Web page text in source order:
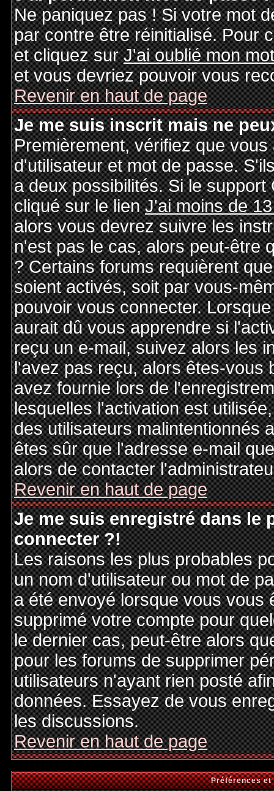
Ne paniquez pas ! Si votre mot
par contre être réinitialisé. Pour
et cliquez surJ'ai oublié mon
et vous devriez pouvoir vous
Revenir en haut de page
Je me suis inscrit mais ne
Premièrement, vérifiez que
d'utilisateur et mot de passe.
a deux possibilités. Si le
cliqué sur le lienJ'ai moins de
alors vous devrez suivre les
n'est pas le cas, alors peut-être
? Certains forums requièrent
soient activés, soit par vous-
pouvoir vous connecter.
aurait dû vous apprendre si
reçu un e-mail, suivez alors les
l'avez pas reçu, alors êtes-vous
avez fournie lors de
lesquelles l'activation est
des utilisateurs malintentionnés
êtes sûr que l'adresse e-mail
alors de contacter
Revenir en haut de page
Je me suis enregistré dans le
connecter ?!
Les raisons les plus probables
un nom d'utilisateur ou mot de
a été envoyé lorsque vous vous
supprimé votre compte pour
le dernier cas, peut-être alors
pour les forums de supprimer
utilisateurs n'ayant rien posté
données. Essayez de vous
les discussions.
Revenir en haut de page
Préférences